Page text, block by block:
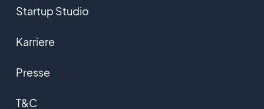
Startup Studio
Karriere
Presse
T&C